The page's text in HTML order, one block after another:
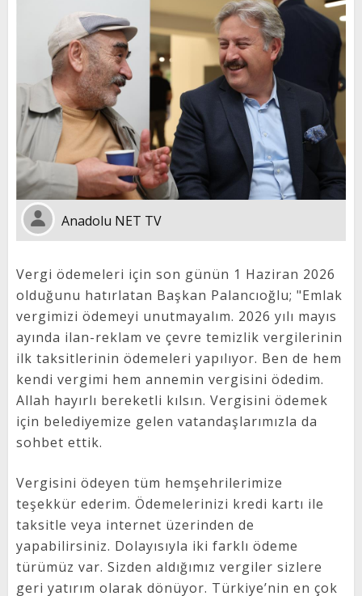
Anadolu NET TV
Vergi ödemeleri için son günün 1 Haziran 2026
olduğunu hatırlatan Başkan Palancıoğlu; "Emlak
vergimizi ödemeyi unutmayalım. 2026 yılı mayıs
ayında ilan-reklam ve çevre temizlik vergilerinin
ilk taksitlerinin ödemeleri yapılıyor. Ben de hem
kendi vergimi hem annemin vergisini ödedim.
Allah hayırlı bereketli kılsın. Vergisini ödemek
için belediyemize gelen vatandaşlarımızla da
sohbet ettik.
Vergisini ödeyen tüm hemşehrilerimize
teşekkür ederim. Ödemelerinizi kredi kartı ile
taksitle veya internet üzerinden de
yapabilirsiniz. Dolayısıyla iki farklı ödeme
türümüz var. Sizden aldığımız vergiler sizlere
geri yatırım olarak dönüyor. Türkiye’nin en çok